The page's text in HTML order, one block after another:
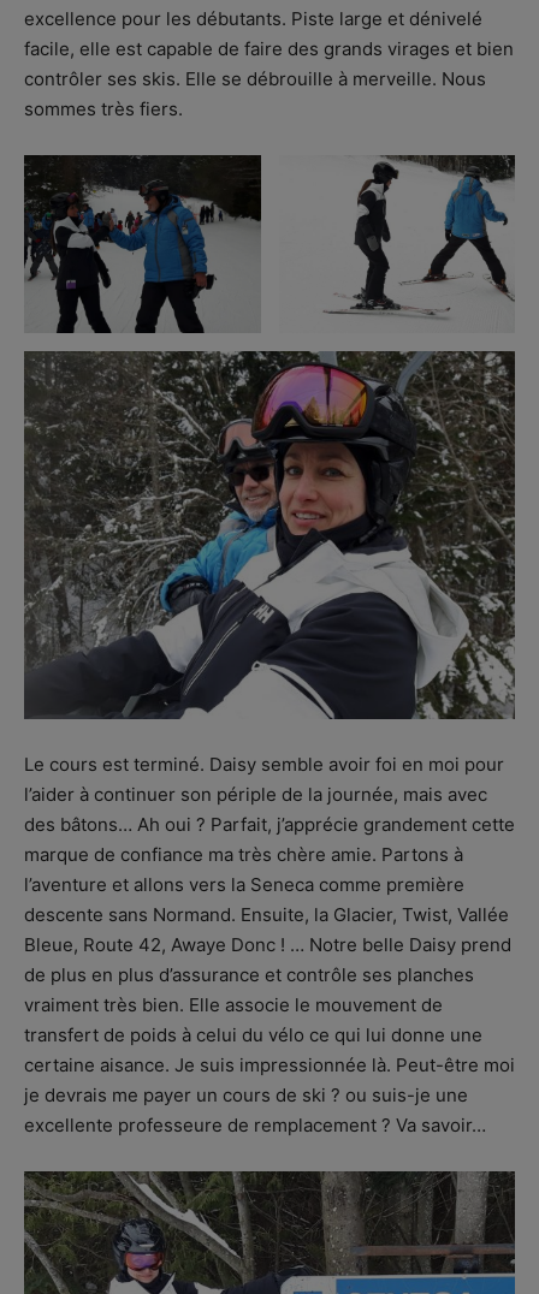
excellence pour les débutants. Piste large et dénivelé
facile, elle est capable de faire des grands virages et bien
contrôler ses skis. Elle se débrouille à merveille. Nous
sommes très fiers.
Le cours est terminé. Daisy semble avoir foi en moi pour
l’aider à continuer son périple de la journée, mais avec
des bâtons… Ah oui ? Parfait, j’apprécie grandement cette
marque de confiance ma très chère amie. Partons à
l’aventure et allons vers la Seneca comme première
descente sans Normand. Ensuite, la Glacier, Twist, Vallée
Bleue, Route 42, Awaye Donc ! … Notre belle Daisy prend
de plus en plus d’assurance et contrôle ses planches
vraiment très bien. Elle associe le mouvement de
transfert de poids à celui du vélo ce qui lui donne une
certaine aisance. Je suis impressionnée là. Peut-être moi
je devrais me payer un cours de ski ? ou suis-je une
excellente professeure de remplacement ? Va savoir…